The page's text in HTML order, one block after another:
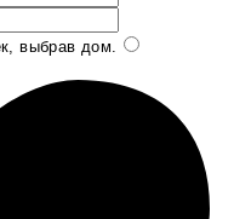
выбрав дом